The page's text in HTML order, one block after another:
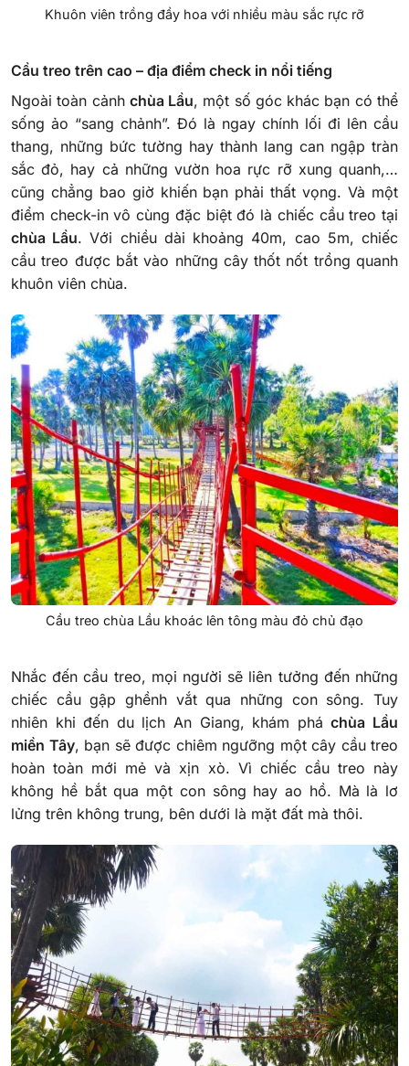
Khuôn viên trồng đầy hoa với nhiều màu sắc rực rỡ
Cầu treo trên cao – địa điểm check in nổi tiếng
Ngoài toàn cảnh chùa Lầu, một số góc khác bạn có thể
sống ảo “sang chảnh”. Đó là ngay chính lối đi lên cầu
thang, những bức tường hay thành lang can ngập tràn
sắc đỏ, hay cả những vườn hoa rực rỡ xung quanh,…
cũng chẳng bao giờ khiến bạn phải thất vọng. Và một
điểm check-in vô cùng đặc biệt đó là chiếc cầu treo tại
chùa Lầu. Với chiều dài khoảng 40m, cao 5m, chiếc
cầu treo được bắt vào những cây thốt nốt trồng quanh
khuôn viên chùa.
Cầu treo chùa Lầu khoác lên tông màu đỏ chủ đạo
Nhắc đến cầu treo, mọi người sẽ liên tưởng đến những
chiếc cầu gập ghềnh vắt qua những con sông. Tuy
nhiên khi đến du lịch An Giang, khám pháchùa Lầu
miền Tây, bạn sẽ được chiêm ngưỡng một cây cầu treo
hoàn toàn mới mẻ và xịn xò. Vì chiếc cầu treo này
không hề bắt qua một con sông hay ao hồ. Mà là lơ
lửng trên không trung, bên dưới là mặt đất mà thôi.